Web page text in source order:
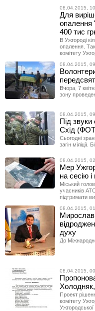
08.04.2015,
Для
опалення
400 тис
В Ужгороді
опалення.
комітету
08.04.2015,
Вчора, 7
зону
08.04.2015,
Під звуки
Схід
Сьогодні
загін
08.04.2015,
Мер
на сесію
Міський
учасників
підтримати
08.04.2015,
Мирослав
духу
До
08.04.2015,
Проект
комітету
Ужгородської